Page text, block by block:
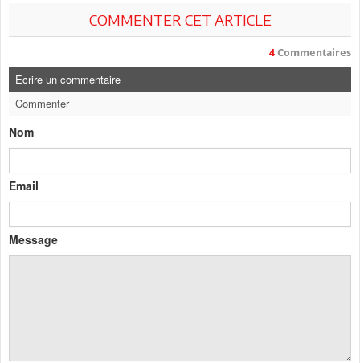
COMMENTER CET ARTICLE
4 Commentaires
Ecrire un commentaire
Commenter
Nom
Email
Message